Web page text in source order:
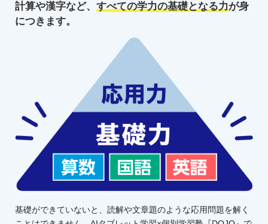
計算や漢字など、 すべての学力の基礎となる力が身
につきます。
基礎ができていないと、読解や文章題のような応用問題を解く